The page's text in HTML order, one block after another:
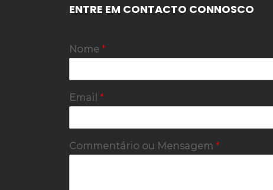
ENTRE EM CONTACTO CONNOSCO
Nome *
Email *
Commentário ou Mensagem *